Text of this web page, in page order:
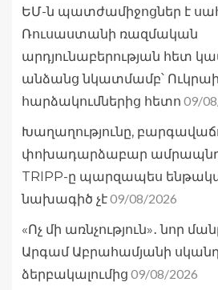
ԵՄ-ն պատժամիջոցներ է
Ռուսաստանի ռազմական
արդյունաբերության հետ
անձանց նկատմամբ՝
հարձակումներից հետո 09/
Խաղաղությունը,
փոխադարձաբար
TRIPP-ը պարզապես
նախագիծ չէ09/08/2026
«Ոչ մի առնչություն»․ նոր
Արգամ Աբրահամյանի
ձերբակալումից 09/08/2026